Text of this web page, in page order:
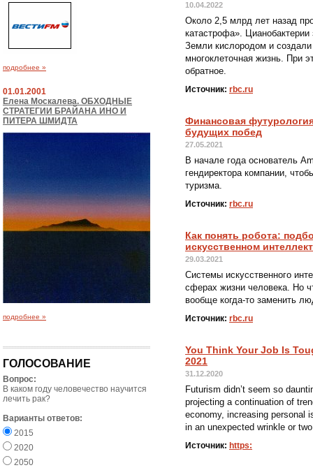
подробнее »
01.01.2001
Елена Москалева. ОБХОДНЫЕ
СТРАТЕГИИ БРАЙАНА ИНО И
ПИТЕРА ШМИДТА
подробнее »
ГОЛОСОВАНИЕ
Вопрос:
В каком году человечество научится
лечить рак?
Варианты ответов:
2015
2020
2050
10.04.2022
Около 2,5 млрд лет назад
катастрофа».
Земли кислородом и
многоклеточная жизнь. При
обратное.
Источник: rbc.ru
Финансовая
будущих побед
27.05.2021
В начале года основатель
гендиректора компании,
туризма.
Источник: rbc.ru
Как понять робота:
искусственном
29.03.2021
Системы искусственного
сферах жизни человека. Но
вообще когда-то заменить
Источник: rbc.ru
You Think Your Job Is
2021
31.12.2020
Futurism didn’t seem so
projecting a continuation of
economy, increasing personal
in an unexpected wrinkle or
Источник: https: